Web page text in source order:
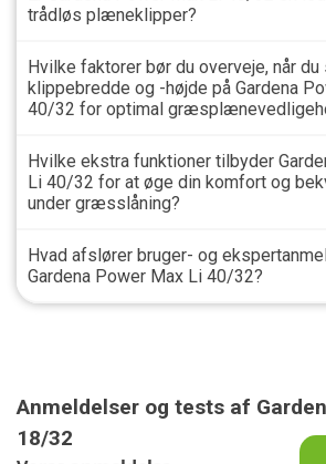
trådløs plæneklipper?
Hvilke faktorer bør du overveje, når
klippebredde og -højde på Gardena
40/32 for optimal
Hvilke ekstra funktioner tilbyder
Li 40/32 for at øge din komfort og
under græsslåning?
Hvad afslører bruger- og
Gardena Power Max Li 40/32?
Anmeldelser og tests af
18/32